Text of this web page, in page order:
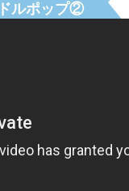
ルポップ②